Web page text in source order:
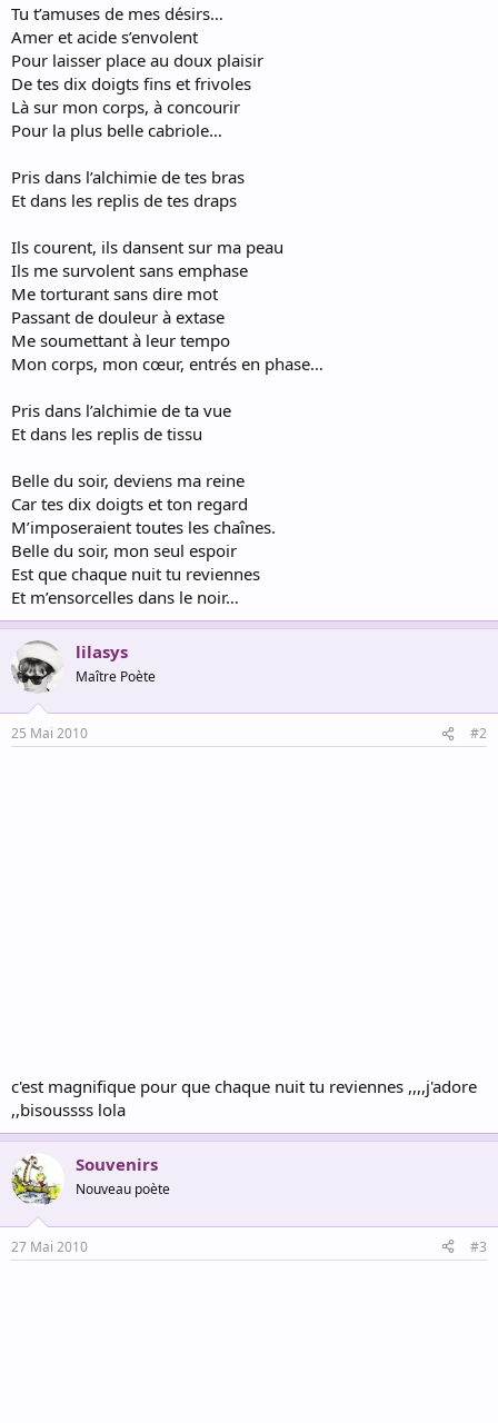
Tu t’amuses de mes désirs…
Amer et acide s’envolent
Pour laisser place au doux plaisir
De tes dix doigts fins et frivoles
Là sur mon corps, à concourir
Pour la plus belle cabriole…
Pris dans l’alchimie de tes bras
Et dans les replis de tes draps
Ils courent, ils dansent sur ma peau
Ils me survolent sans emphase
Me torturant sans dire mot
Passant de douleur à extase
Me soumettant à leur tempo
Mon corps, mon cœur, entrés en phase…
Pris dans l’alchimie de ta vue
Et dans les replis de tissu
Belle du soir, deviens ma reine
Car tes dix doigts et ton regard
M’imposeraient toutes les chaînes.
Belle du soir, mon seul espoir
Est que chaque nuit tu reviennes
Et m’ensorcelles dans le noir…
lilasys
Maître Poète
25 Mai 2010 #2
c'est magnifique pour que chaque nuit tu reviennes ,,,,j'adore
,,bisoussss lola
Souvenirs
Nouveau poète
27 Mai 2010 #3